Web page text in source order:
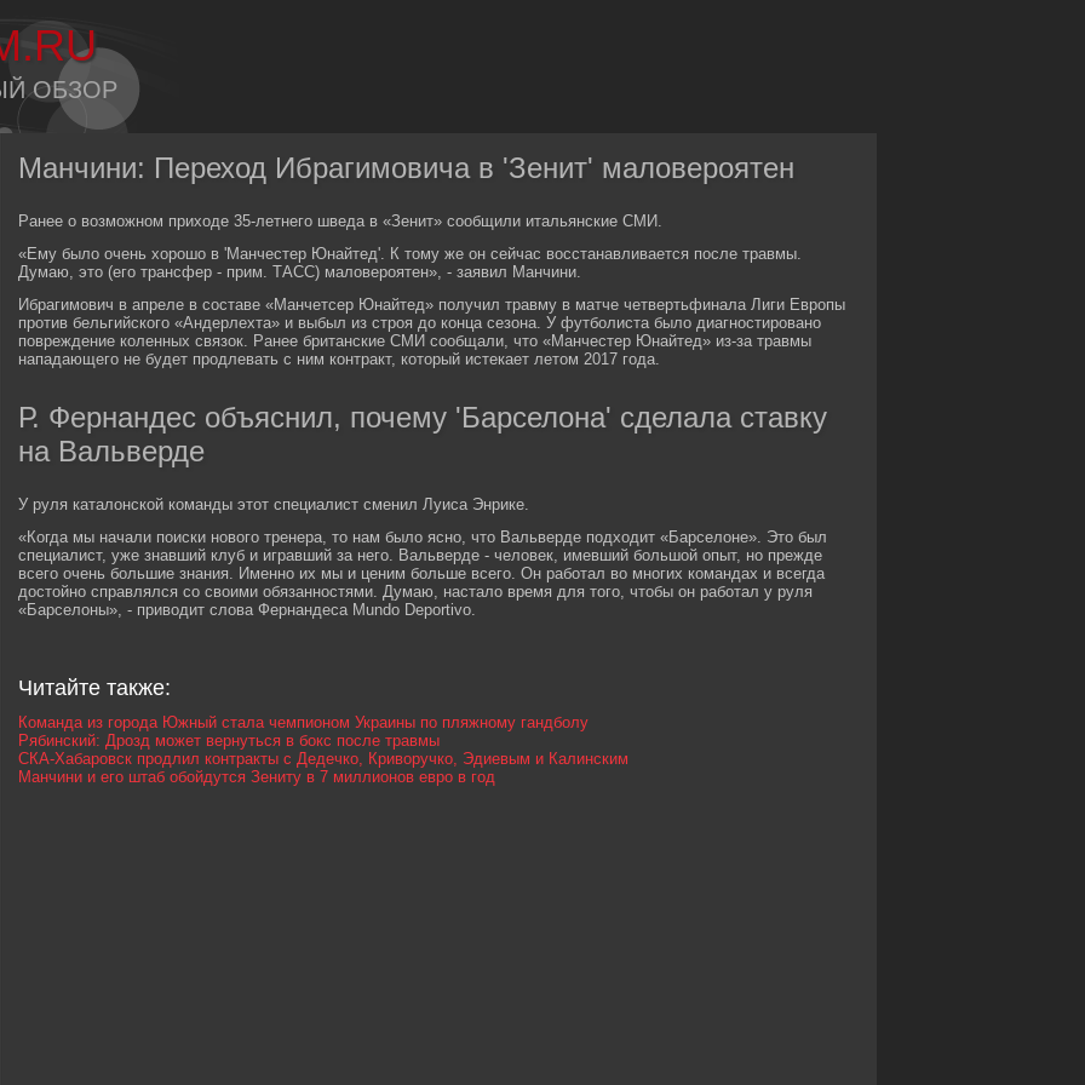
ОБЗОР
Манчини: Переход Ибрагимовича в 'Зенит' маловероятен
Ранее о возможном приходе 35-летнего шведа в «Зенит» сообщили итальянские СМИ.
«Ему было очень хорошо в 'Манчестер Юнайтед'. К тому же он сейчас восстанавливается после травмы.
Думаю, это (его трансфер - прим. ТАСС) маловероятен», - заявил Манчини.
Ибрагимович в апреле в составе «Манчетсер Юнайтед» получил травму в матче четвертьфинала Лиги Европы
против бельгийского «Андерлехта» и выбыл из строя до конца сезона. У футболиста было диагностировано
повреждение коленных связок. Ранее британские СМИ сообщали, что «Манчестер Юнайтед» из-за травмы
нападающего не будет продлевать с ним контракт, который истекает летом 2017 года.
Р. Фернандес объяснил, почему 'Барселона' сделала ставку
на Вальверде
У руля каталонской команды этот специалист сменил Луиса Энрике.
«Когда мы начали поиски нового тренера, то нам было ясно, что Вальверде подходит «Барселоне». Это был
специалист, уже знавший клуб и игравший за него. Вальверде - человек, имевший большой опыт, но прежде
всего очень большие знания. Именно их мы и ценим больше всего. Он работал во многих командах и всегда
достойно справлялся со своими обязанностями. Думаю, настало время для того, чтобы он работал у руля
«Барселоны», - приводит слова Фернандеса Mundo Deportivo.
Читайте также:
Команда из города Южный стала чемпионом Украины по пляжному гандболу
Рябинский: Дрозд может вернуться в бокс после травмы
СКА-Хабаровск продлил контракты с Дедечко, Криворучко, Эдиевым и Калинским
Манчини и его штаб обойдутся Зениту в 7 миллионов евро в год